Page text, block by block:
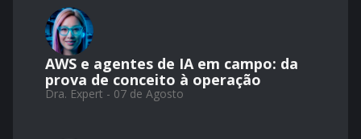
AWS e agentes de IA em campo: da
prova de conceito à operação
Dra. Expert - 07 de Agosto